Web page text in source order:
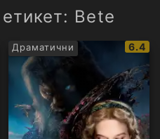
Bete
Драматични
IMDb
6.4